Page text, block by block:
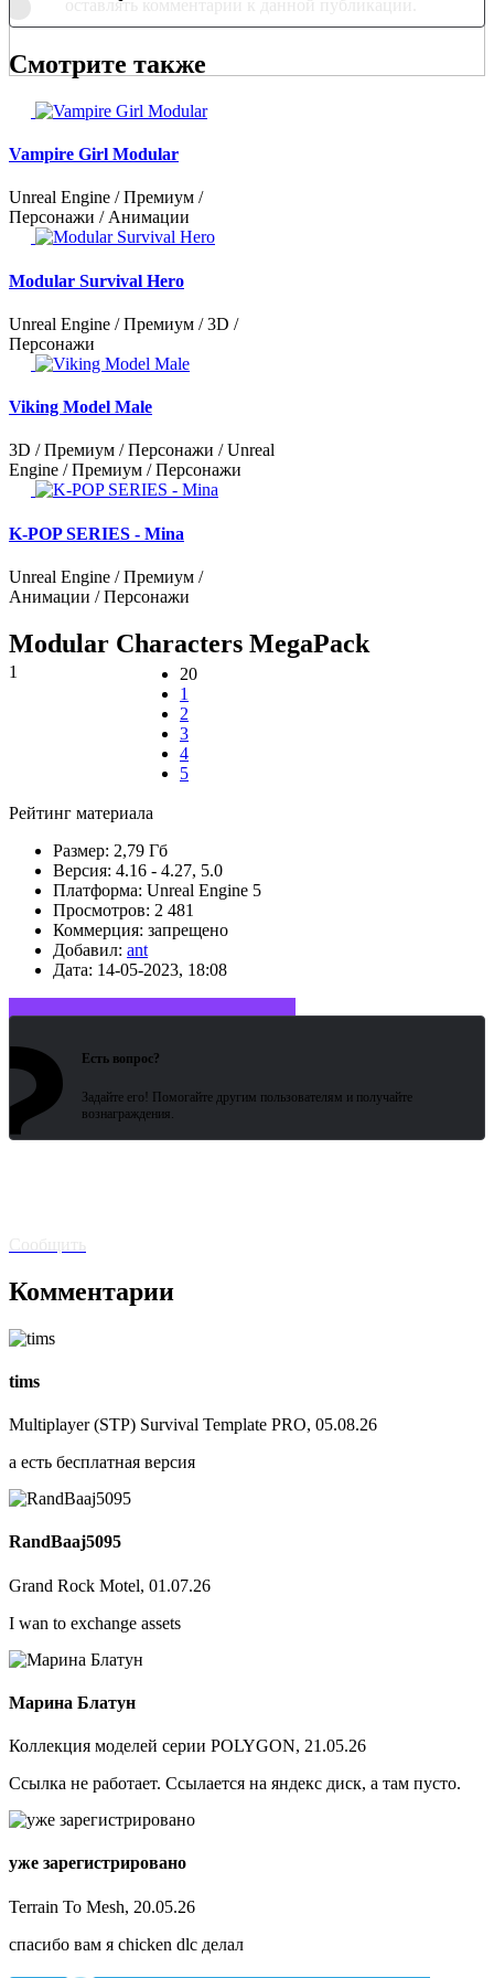
оставлять комментарии к данной публикации.
Смотрите также
Vampire Girl Modular
Unreal Engine / Премиум /
Персонажи / Анимации
Modular Survival Hero
Unreal Engine / Премиум / 3D /
Персонажи
Viking Model Male
3D / Премиум / Персонажи / Unreal
Engine / Премиум / Персонажи
K-POP SERIES - Mina
Unreal Engine / Премиум /
Анимации / Персонажи
Modular Characters MegaPack
1
20
1
2
3
4
5
Рейтинг материала
Размер: 2,79 Гб
Версия: 4.16 - 4.27, 5.0
Платформа: Unreal Engine 5
Просмотров: 2 481
Коммерция: запрещено
Добавил: ant
Дата: 14-05-2023, 18:08
Есть вопрос?
Задайте его! Помогайте другим пользователям и получайте
вознаграждения.
Сообщить
Комментарии
tims
Multiplayer (STP) Survival Template PRO, 05.08.26
а есть бесплатная версия
RandBaaj5095
Grand Rock Motel, 01.07.26
I wan to exchange assets
Марина Блатун
Коллекция моделей серии POLYGON, 21.05.26
Ссылка не работает. Ссылается на яндекс диск, а там пусто.
уже зарегистрировано
Terrain To Mesh, 20.05.26
спасибо вам я chicken dlc делал